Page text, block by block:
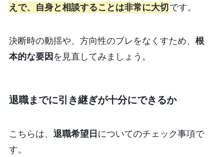
えで、自身と相談することは非常に大切 です。
決断時の動揺や、方向性のブレをなくすため、 根
本的な要因 を見直してみましょう。
退職までに引き継ぎが十分にできるか
こちらは、 退職希望日 についてのチェック事項で
す。